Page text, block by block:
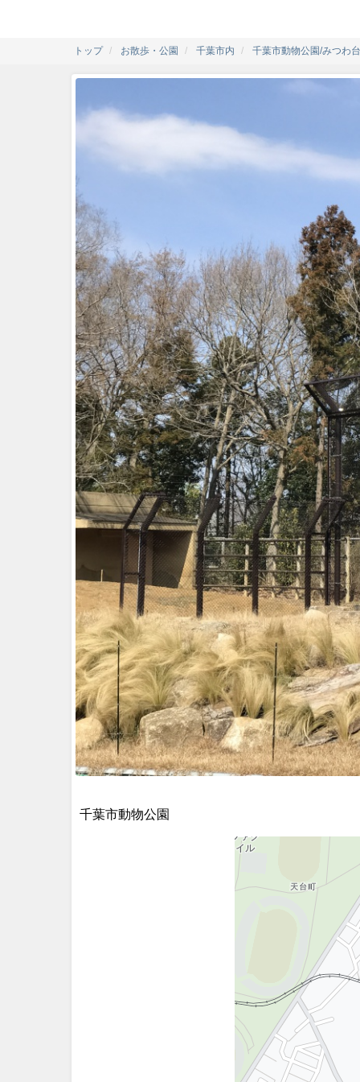
トップ お散歩・公園 千葉市内 千葉市動物公園/みつわ
千葉市動物公園